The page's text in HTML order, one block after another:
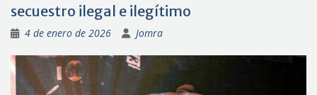
secuestro ilegal e ilegítimo
4 de enero de 2026 Jomra